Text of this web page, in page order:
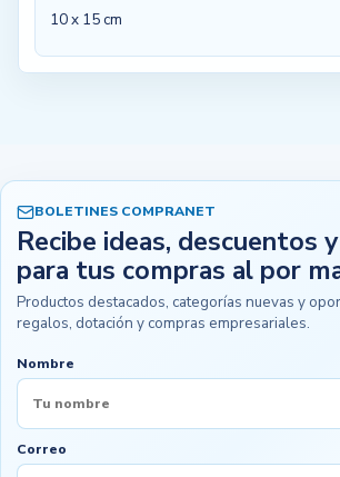
10 x 15 cm
BOLETINES COMPRANET
Recibe ideas, descuentos
para tus compras al por
Productos destacados, categorías nuevas y
regalos, dotación y compras empresariales.
Nombre
Correo